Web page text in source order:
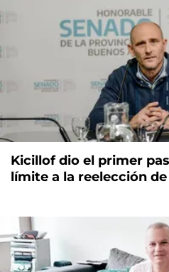
Kicillof dio el primer
límite a la reelección